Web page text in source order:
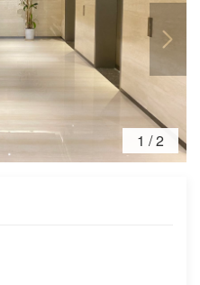
1 /2